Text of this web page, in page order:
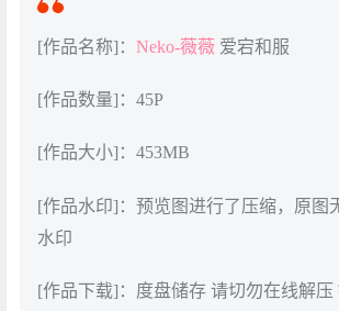
[作品名称]： Neko-薇薇 爱宕和服
[作品数量]：45P
[作品大小]：453MB
[作品水印]：预览图进行了压缩，原图
水印
[作品下载]：度盘储存 请切勿在线解压